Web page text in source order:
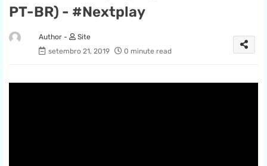
PT-BR) - #Nextplay
Site
setembro 21, 2019
0 minute read